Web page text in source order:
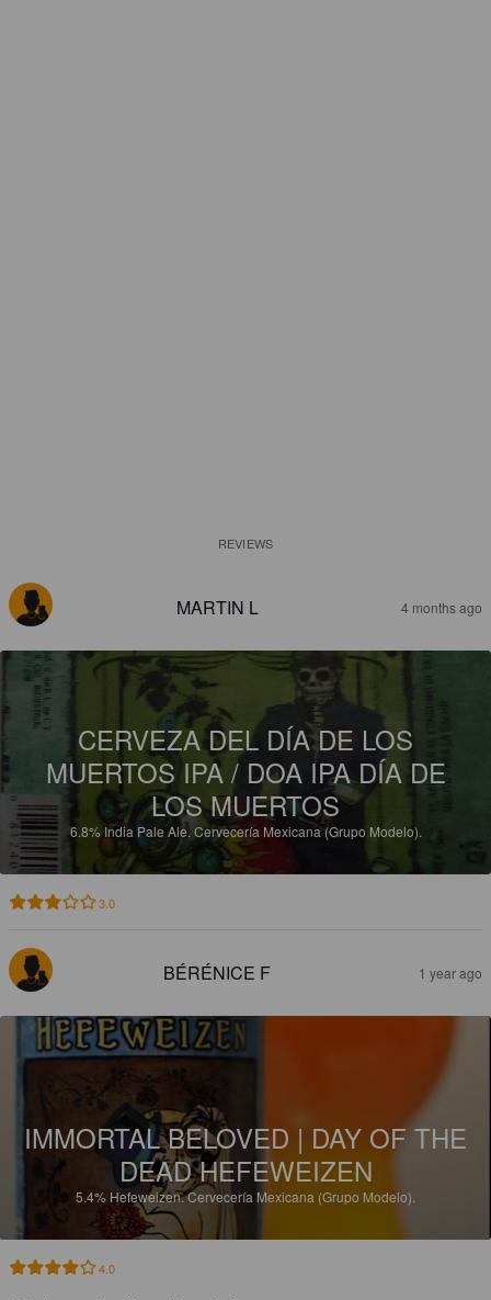
REVIEWS
MARTIN L 4 months ago
CERVEZA DEL DÍA DE LOS
MUERTOS IPA / DOA IPA DÍA DE
LOS MUERTOS
6.8% India Pale Ale. Cervecería Mexicana (Grupo Modelo).
3.0
BÉRÉNICE F 1 year ago
IMMORTAL BELOVED | DAY OF THE
DEAD HEFEWEIZEN
5.4% Hefeweizen.Cervecería Mexicana (Grupo Modelo).
4.0